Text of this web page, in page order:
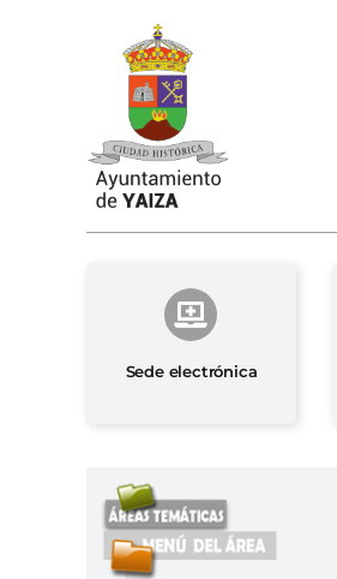
Sede electrónica